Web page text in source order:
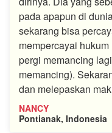
pada apapun di
sekarang bisa
mempercayai
pergi memancing
memancing).
dan melepaskan
NANCY
Pontianak, Indonesia